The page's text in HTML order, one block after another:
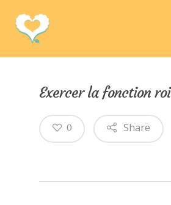
Exercer la fonction roi
Share
0